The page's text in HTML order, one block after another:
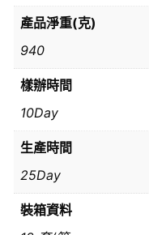
產品淨重(克)
940
樣辦時間
10Day
生產時間
25Day
裝箱資料